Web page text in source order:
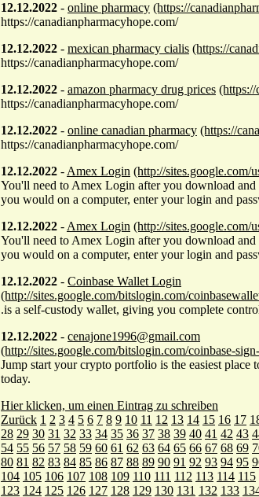
12.12.2022 - online pharmacy (https://
https://canadianpharmacyhope.com/
12.12.2022 - mexican pharmacy cialis (https://
https://canadianpharmacyhope.com/
12.12.2022 - amazon pharmacy drug prices (https://
https://canadianpharmacyhope.com/
12.12.2022 - online canadian pharmacy (https://
https://canadianpharmacyhope.com/
12.12.2022 - Amex Login (http://sites.google.com/
You'll need to Amex Login after you download and
you would on a computer, enter your login and
12.12.2022 - Amex Login (http://sites.google.com/
You'll need to Amex Login after you download and
you would on a computer, enter your login and
12.12.2022 - Coinbase Wallet Login
(http://sites.google.com/bitslogin.com/
.is a self-custody wallet, giving you complete
12.12.2022 - cenajone1996@gmail.com
(http://sites.google.com/bitslogin.com/coinbase-
Jump start your crypto portfolio is the easiest place
today.
Hier klicken, um einen Eintrag zu schreiben
Zurück 1 2 3 4 5 6 7 8 9 10 11 12 13 14 15 16 17
28 29 30 31 32 33 34 35 36 37 38 39 40 41 42 43
54 55 56 57 58 59 60 61 62 63 64 65 66 67 68 69
80 81 82 83 84 85 86 87 88 89 90 91 92 93 94 95
104 105 106 107 108 109 110 111 112 113 114 115
123 124 125 126 127 128 129 130 131 132 133